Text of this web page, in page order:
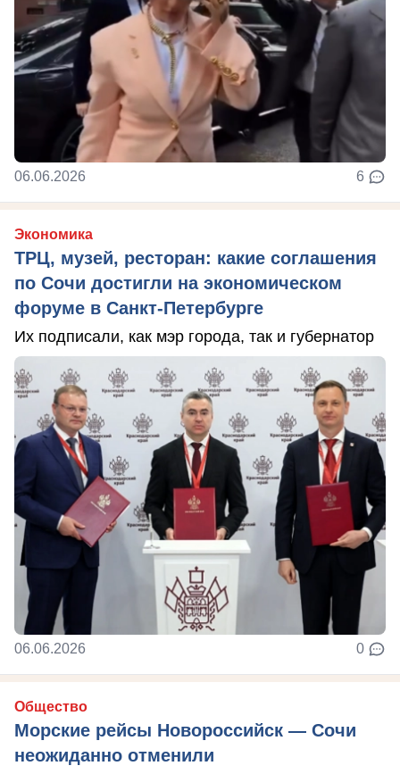
06.06.2026 6
Экономика
ТРЦ, музей, ресторан: какие соглашения
по Сочи достигли на экономическом
форуме в Санкт-Петербурге
Их подписали, как мэр города, так и губернатор
06.06.2026 0
Общество
Морские рейсы Новороссийск — Сочи
неожиданно отменили